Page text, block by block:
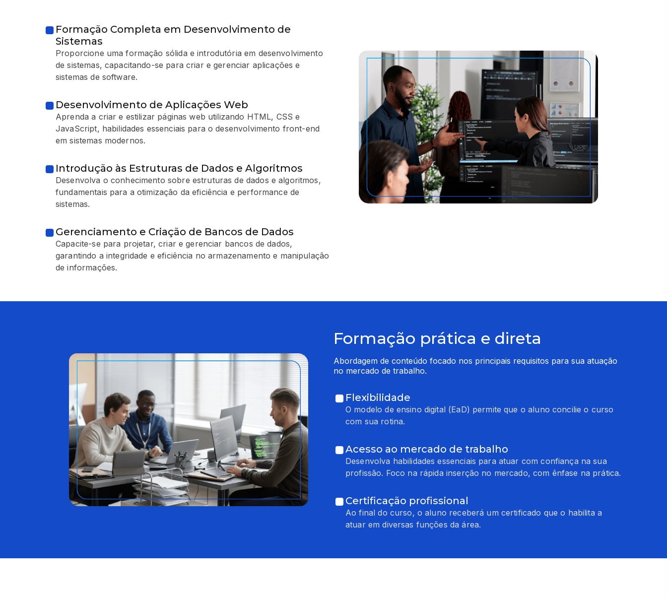
Formação Completa em Desenvolvimento de
Sistemas
Proporcione uma formação sólida e introdutória em desenvolvimento
de sistemas, capacitando-se para criar e gerenciar aplicações e
sistemas de software.
Desenvolvimento de Aplicações Web
Aprenda a criar e estilizar páginas web utilizando HTML, CSS e
JavaScript, habilidades essenciais para o desenvolvimento front-end
em sistemas modernos.
Introdução às Estruturas de Dados e Algoritmos
Desenvolva o conhecimento sobre estruturas de dados e algoritmos,
fundamentais para a otimização da eficiência e performance de
sistemas.
Gerenciamento e Criação de Bancos de Dados
Capacite-se para projetar, criar e gerenciar bancos de dados,
garantindo a integridade e eficiência no armazenamento e manipulação
de informações.
Formação prática e direta
Abordagem de conteúdo focado nos principais requisitos para sua atuação
no mercado de trabalho.
Flexibilidade
O modelo de ensino digital (EaD) permite que o aluno concilie o curso
com sua rotina.
Acesso ao mercado de trabalho
Desenvolva habilidades essenciais para atuar com confiança na sua
profissão. Foco na rápida inserção no mercado, com ênfase na prática.
Certificação profissional
Ao final do curso, o aluno receberá um certificado que o habilita a
atuar em diversas funções da área.